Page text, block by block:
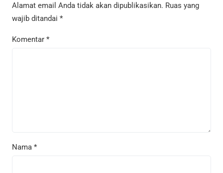
Alamat email Anda tidak akan dipublikasikan. Ruas yang
wajib ditandai *
Komentar *
Nama *